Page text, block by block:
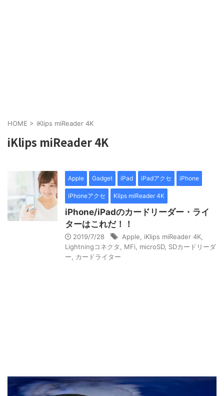
HOME > iKlips miReader 4K
iKlips miReader 4K
Apple Gadget iPad iPadアクセ iPhone
iPhoneアクセ Klips miReader 4K
iPhone/iPadのカードリーダー・ライ
ターはこれだ！！
2019/7/28 Apple iKlips miReader 4K
Lightningコネクタ
MFi microSD, SDカードリーダ
ー
カードライター